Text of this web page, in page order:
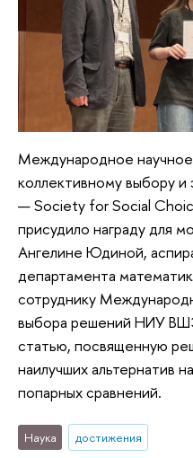
Международное
коллективному выбору
— Society for Social
присудило награду для
Ангелине Юдиной,
департамента
сотруднику
выбора решений НИУ
статью, посвященную
наилучших альтернатив
попарных сравнений.
Наука достижения